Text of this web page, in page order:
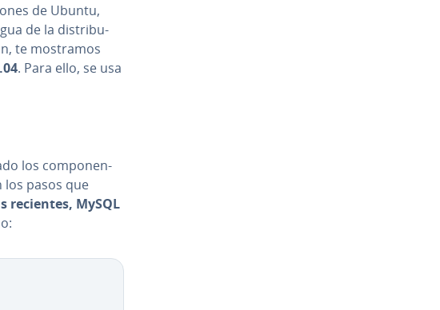
de Ubuntu,
de la di­s­tri­bu­
te mostramos
. Para ello, se usa
los co­m­po­ne­n­
los pasos que
recientes, MySQL